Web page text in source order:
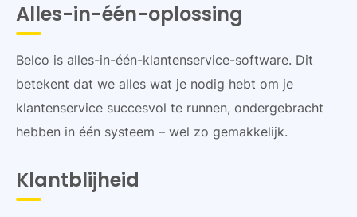
Alles-in-één-oplossing
Belco is alles-in-één-klantenservice-software. Dit
betekent dat we alles wat je nodig hebt om je
klantenservice succesvol te runnen, ondergebracht
hebben in één systeem – wel zo gemakkelijk.
Klantblijheid